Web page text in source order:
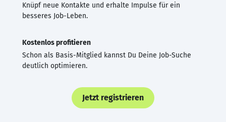
Knüpf neue Kontakte und erhalte Impulse für ein
besseres Job-Leben.
Kostenlos profitieren
Schon als Basis-Mitglied kannst Du Deine Job-Suche
deutlich optimieren.
Jetzt registrieren